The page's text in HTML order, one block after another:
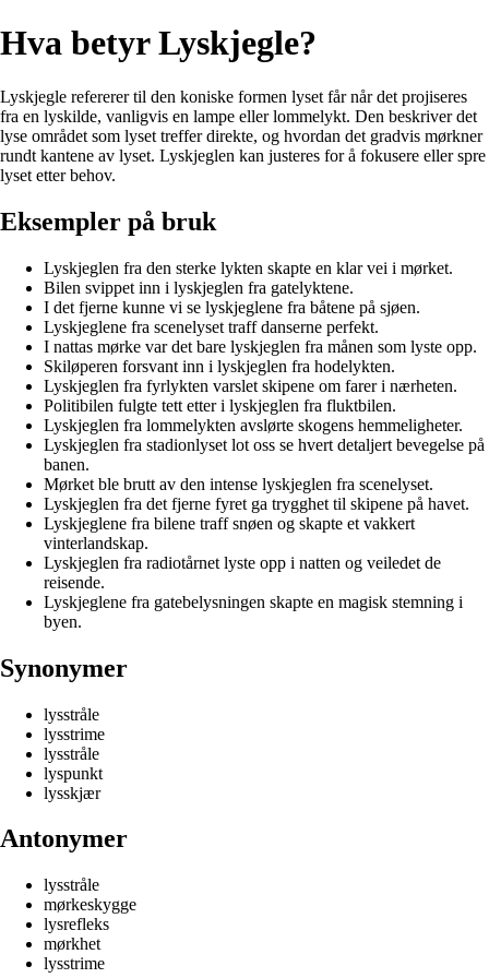
Hva betyr Lyskjegle?
Lyskjegle refererer til den koniske formen lyset får når det projiseres
fra en lyskilde, vanligvis en lampe eller lommelykt. Den beskriver det
lyse området som lyset treffer direkte, og hvordan det gradvis mørkner
rundt kantene av lyset. Lyskjeglen kan justeres for å fokusere eller spre
lyset etter behov.
Eksempler på bruk
Lyskjeglen fra den sterke lykten skapte en klar vei i mørket.
Bilen svippet inn i lyskjeglen fra gatelyktene.
I det fjerne kunne vi se lyskjeglene fra båtene på sjøen.
Lyskjeglene fra scenelyset traff danserne perfekt.
I nattas mørke var det bare lyskjeglen fra månen som lyste opp.
Skiløperen forsvant inn i lyskjeglen fra hodelykten.
Lyskjeglen fra fyrlykten varslet skipene om farer i nærheten.
Politibilen fulgte tett etter i lyskjeglen fra fluktbilen.
Lyskjeglen fra lommelykten avslørte skogens hemmeligheter.
Lyskjeglen fra stadionlyset lot oss se hvert detaljert bevegelse på
banen.
Mørket ble brutt av den intense lyskjeglen fra scenelyset.
Lyskjeglen fra det fjerne fyret ga trygghet til skipene på havet.
Lyskjeglene fra bilene traff snøen og skapte et vakkert
vinterlandskap.
Lyskjeglen fra radiotårnet lyste opp i natten og veiledet de
reisende.
Lyskjeglene fra gatebelysningen skapte en magisk stemning i
byen.
Synonymer
lysstråle
lysstrime
lysstråle
lyspunkt
lysskjær
Antonymer
lysstråle
mørkeskygge
lysrefleks
mørkhet
lysstrime